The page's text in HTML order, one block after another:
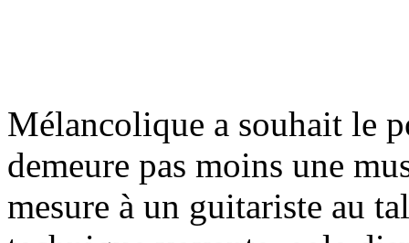
Mélancolique a souhait le
demeure pas moins une
mesure à un guitariste au